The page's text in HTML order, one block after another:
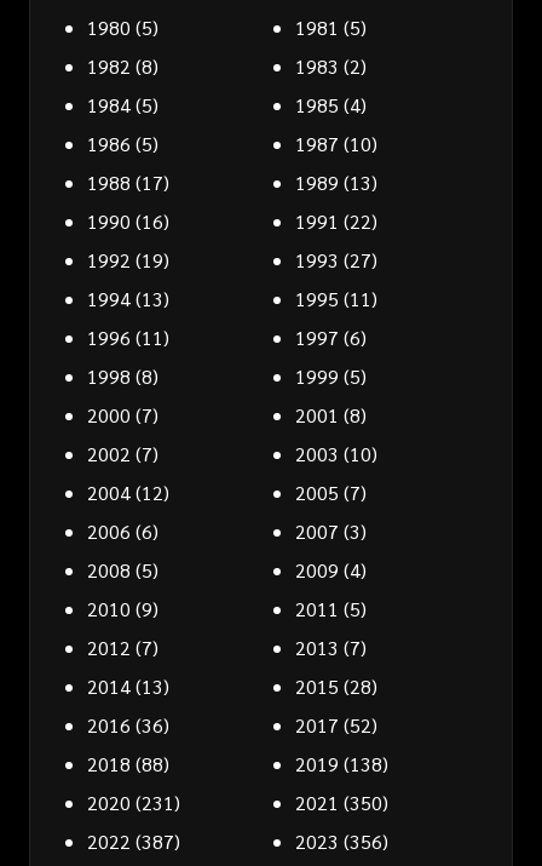
1980 (5) 1981 (5)
1982 (8) 1983 (2)
1984(5) 1985 (4)
1986 (5) 1987 (10)
1988 (17) 1989 (13)
1990 (16) 1991 (22)
1992 (19) 1993 (27)
1994(13) 1995 (11)
1996 (11) 1997 (6)
1998 (8) 1999 (5)
2000 (7) 2001 (8)
2002 (7) 2003 (10)
2004(12) 2005 (7)
2006 (6) 2007 (3)
2008 (5) 2009 (4)
2010 (9) 2011 (5)
2012 (7) 2013 (7)
2014(13) 2015 (28)
2016 (36) 2017 (52)
2018 (88) 2019 (138)
2020 (231) 2021 (350)
2022 (387) 2023 (356)